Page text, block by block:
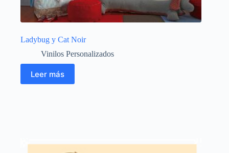
Ladybug y Cat Noir
Vinilos Personalizados
Leer más